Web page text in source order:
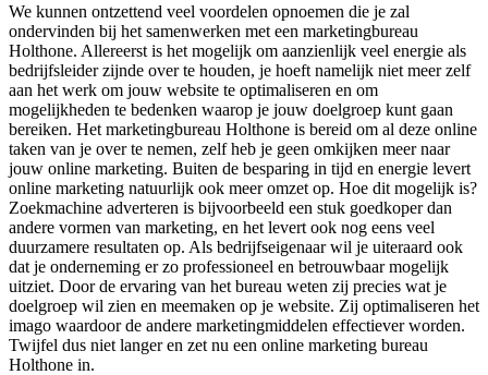
We kunnen ontzettend veel voordelen opnoemen die je zal
ondervinden bij het samenwerken met een marketingbureau
Holthone. Allereerst is het mogelijk om aanzienlijk veel energie als
bedrijfsleider zijnde over te houden, je hoeft namelijk niet meer zelf
aan het werk om jouw website te optimaliseren en om
mogelijkheden te bedenken waarop je jouw doelgroep kunt gaan
bereiken. Het marketingbureau Holthone is bereid om al deze online
taken van je over te nemen, zelf heb je geen omkijken meer naar
jouw online marketing. Buiten de besparing in tijd en energie levert
online marketing natuurlijk ook meer omzet op. Hoe dit mogelijk is?
Zoekmachine adverteren is bijvoorbeeld een stuk goedkoper dan
andere vormen van marketing, en het levert ook nog eens veel
duurzamere resultaten op. Als bedrijfseigenaar wil je uiteraard ook
dat je onderneming er zo professioneel en betrouwbaar mogelijk
uitziet. Door de ervaring van het bureau weten zij precies wat je
doelgroep wil zien en meemaken op je website. Zij optimaliseren het
imago waardoor de andere marketingmiddelen effectiever worden.
Twijfel dus niet langer en zet nu een online marketing bureau
Holthone in.